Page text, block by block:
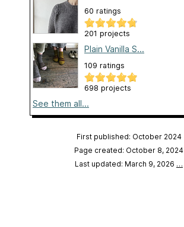
60 ratings
201 projects
Plain Vanilla S...
109 ratings
698 projects
See them all...
First published: October 2024
Page created: October 8, 2024
Last updated: March 9, 2026 …